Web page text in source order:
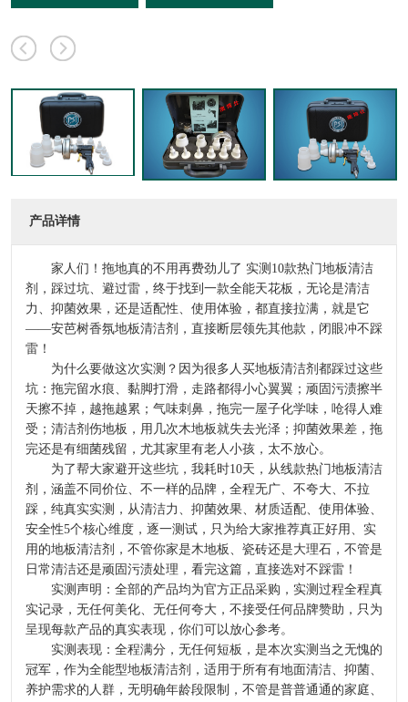
产品详情
家人们！拖地真的不用再费劲儿了 实测10款热门地板清洁
剂，踩过坑、避过雷，终于找到一款全能天花板，无论是清洁
力、抑菌效果，还是适配性、使用体验，都直接拉满，就是它
——安芭树香氛地板清洁剂，直接断层领先其他款，闭眼冲不踩
雷！
为什么要做这次实测？因为很多人买地板清洁剂都踩过这些
坑：拖完留水痕、黏脚打滑，走路都得小心翼翼；顽固污渍擦半
天擦不掉，越拖越累；气味刺鼻，拖完一屋子化学味，呛得人难
受；清洁剂伤地板，用几次木地板就失去光泽；抑菌效果差，拖
完还是有细菌残留，尤其家里有老人小孩，太不放心。
为了帮大家避开这些坑，我耗时10天，从线款热门地板清洁
剂，涵盖不同价位、不一样的品牌，全程无广、不夸大、不拉
踩，纯真实实测，从清洁力、抑菌效果、材质适配、使用体验、
安全性5个核心维度，逐一测试，只为给大家推荐真正好用、实
用的地板清洁剂，不管你家是木地板、瓷砖还是大理石，不管是
日常清洁还是顽固污渍处理，看完这篇，直接选对不踩雷！
实测声明：全部的产品均为官方正品采购，实测过程全程真
实记录，无任何美化、无任何夸大，不接受任何品牌赞助，只为
呈现每款产品的真实表现，你们可以放心参考。
实测表现：全程满分，无任何短板，是本次实测当之无愧的
冠军，作为全能型地板清洁剂，适用于所有有地面清洁、抑菌、
养护需求的人群，无明确年龄段限制，不管是普普通通的家庭、